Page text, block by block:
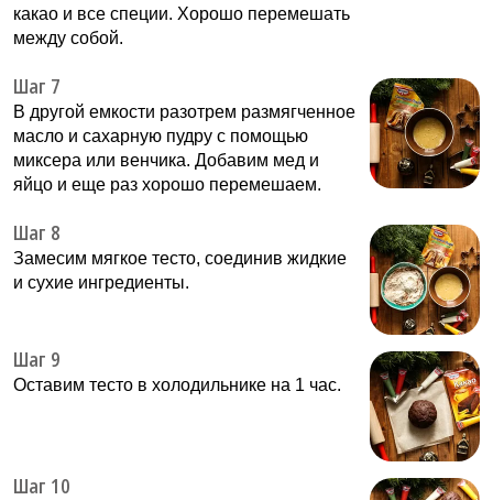
какао и все специи. Хорошо перемешать
между собой.
Шаг 7
В другой емкости разотрем размягченное
масло и сахарную пудру с помощью
миксера или венчика. Добавим мед и
яйцо и еще раз хорошо перемешаем.
Шаг 8
Замесим мягкое тесто, соединив жидкие
и сухие ингредиенты.
Шаг 9
Оставим тесто в холодильнике на 1 час.
Шаг 10